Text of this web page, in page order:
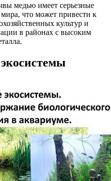
медью имеет серьезные
мира, что может привести к
культур и
в районах с высоким